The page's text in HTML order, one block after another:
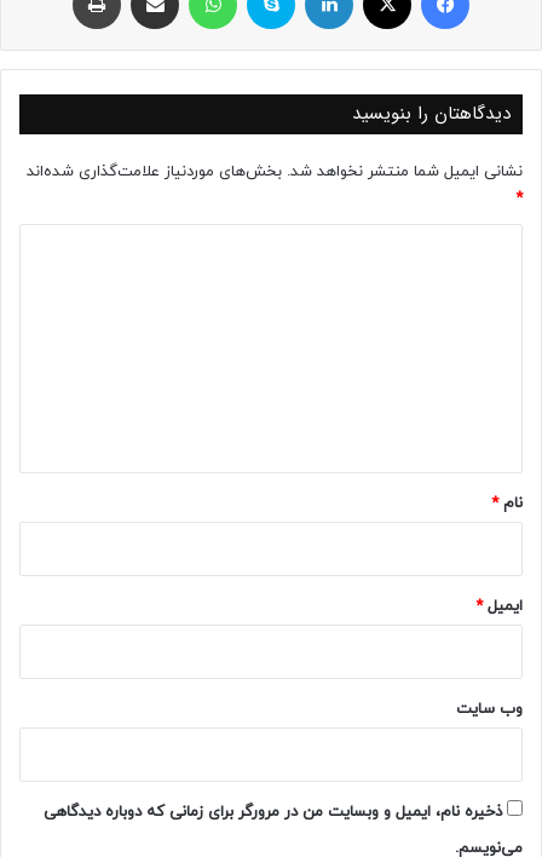
دیدگاهتان را بنویسید
نشانی ایمیل شما منتشر نخواهد شد. بخش‌های موردنیاز علامت‌گذاری شده‌اند
*
نام*
ایمیل*
وب‌ سایت
ذخیره نام، ایمیل و وبسایت من در مرورگر برای زمانی که دوباره دیدگاهی
می‌نویسم.